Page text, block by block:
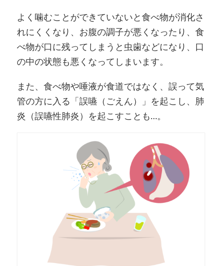
よく噛むことができていないと食べ物が消化さ
れにくくなり、お腹の調子が悪くなったり、食
べ物が口に残ってしまうと虫歯などになり、口
の中の状態も悪くなってしまいます。
また、食べ物や唾液が食道ではなく、誤って気
管の方に入る「誤嚥（ごえん）」を起こし、肺
炎（誤嚥性肺炎）を起こすことも…。